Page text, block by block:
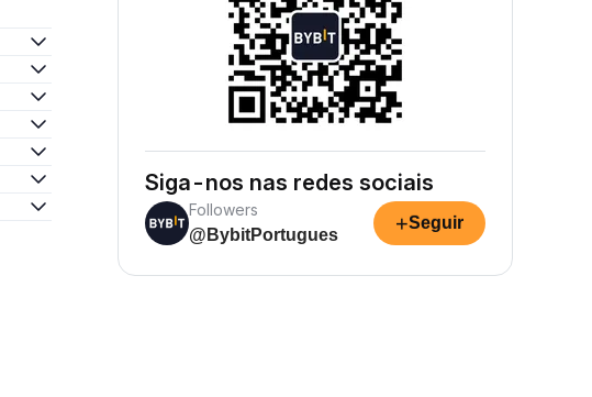
Siga-nos nas redes sociais
Followers
@BybitPortugues
+Seguir